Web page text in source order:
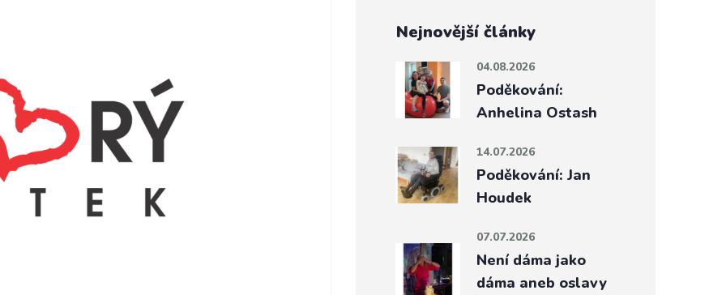
Nejnovější články
04.08.2026
Poděkování:
Anhelina Ostash
14.07.2026
Poděkování: Jan
Houdek
07.07.2026
Není dáma jako
dáma aneb oslavy